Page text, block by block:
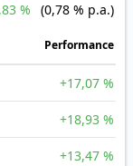
% (0,78 % p.a.)
Performance
+17,07 %
+18,93 %
+13,47 %